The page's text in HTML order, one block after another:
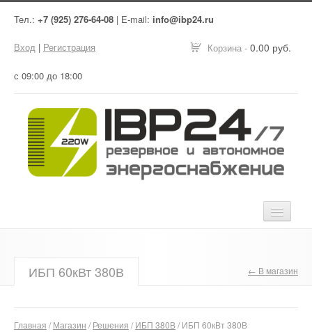
Тел.: +7 (925) 276-64-08 | E-mail: info@ibp24.ru
Корзина - 0.00 руб.
Вход | Регистрация
с 09:00 до 18:00
Оборудование
ИБП 60кВт 380В ← В магазин
Главная /Магазин /Решения /ИБП 380В/ ИБП 60кВт 380В